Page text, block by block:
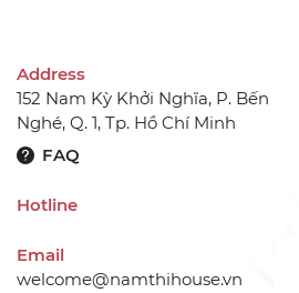
Address
152 Nam Kỳ Khởi Nghĩa, P. Bến
Nghé, Q. 1, Tp. Hồ Chí Minh
FAQ
Hotline
Email
welcome@namthihouse.vn